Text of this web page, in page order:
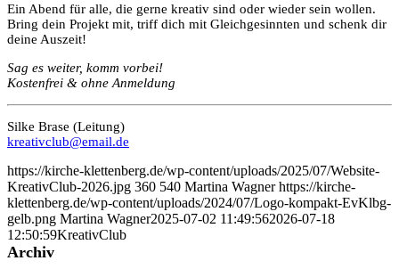
Ein Abend für alle, die gerne kreativ sind oder wieder sein wollen.
Bring dein Projekt mit, triff dich mit Gleichgesinnten und schenk dir
deine Auszeit!
Sag es weiter, komm vorbei!
Kostenfrei & ohne Anmeldung
Silke Brase (Leitung)
kreativclub@email.de
https://kirche-klettenberg.de/wp-content/uploads/2025/07/Website-
KreativClub-2026.jpg 360 540 Martina Wagner https://kirche-
klettenberg.de/wp-content/uploads/2024/07/Logo-kompakt-EvKlbg-
gelb.png Martina Wagner2025-07-02 11:49:562026-07-18
12:50:59KreativClub
Archiv